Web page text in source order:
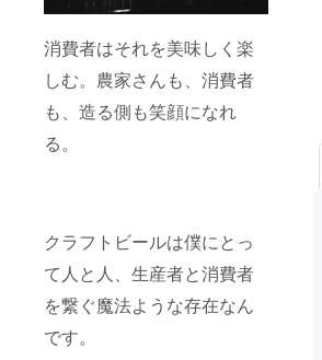
消費者はそれを美味しく楽
しむ。農家さんも、消費者
も、造る側も笑顔になれ
る。
クラフトビールは僕にとっ
て人と人、生産者と消費者
を繋ぐ魔法ような存在なん
です。